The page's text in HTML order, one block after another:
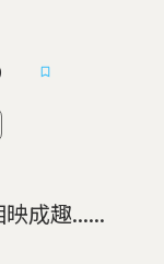
成趣......